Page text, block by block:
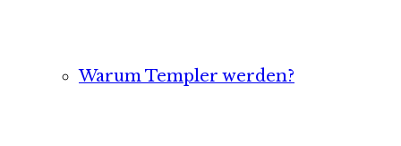
Warum Templer werden?